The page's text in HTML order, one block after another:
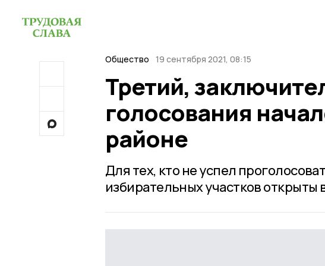
Общество 19 сентября 2021, 08:15
Третий,
голосования
районе
Для тех, кто не успел
избирательных участков открыты